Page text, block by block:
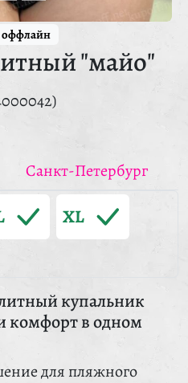
оффлайн
"майо"
Санкт-Петербург
XL
купальник
комфорт в одном
для пляжного